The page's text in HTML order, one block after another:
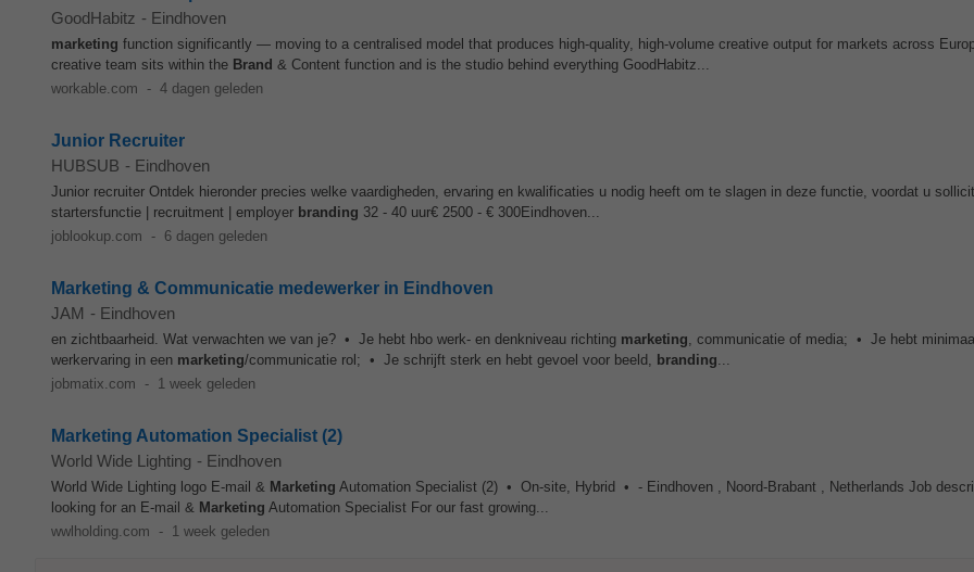
GoodHabitz - Eindhoven
marketing function significantly — moving to a centralised model that produces high-quality, high-volume creative output for markets across
creative team sits within the Brand & Content function and is the studio behind everything GoodHabitz...
workable.com - 4 dagen geleden
Junior Recruiter
HUBSUB - Eindhoven
Junior recruiter Ontdek hieronder precies welke vaardigheden, ervaring en kwalificaties u nodig heeft om te slagen in deze functie, voordat u
startersfunctie | recruitment | employer branding 32 - 40 uur€ 2500 - € 300Eindhoven...
joblookup.com - 6 dagen geleden
Marketing & Communicatie medewerker in Eindhoven
JAM - Eindhoven
en zichtbaarheid. Wat verwachten we van je? • Je hebt hbo werk- en denkniveau richting marketing, communicatie of media; • Je hebt
werkervaring in een marketing/communicatie rol; • Je schrijft sterk en hebt gevoel voor beeld, branding...
jobmatix.com - 1 week geleden
Marketing Automation Specialist (2)
World Wide Lighting - Eindhoven
World Wide Lighting logo E-mail & Marketing Automation Specialist (2) • On-site, Hybrid • - Eindhoven , Noord-Brabant , Netherlands Job
looking for an E-mail & Marketing Automation Specialist For our fast growing...
wwlholding.com - 1 week geleden